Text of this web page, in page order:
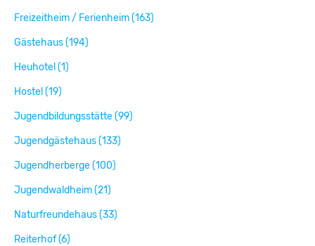
Freizeitheim / Ferienheim (163)
Gästehaus (194)
Heuhotel (1)
Hostel (19)
Jugendbildungsstätte (99)
Jugendgästehaus (133)
Jugendherberge (100)
Jugendwaldheim (21)
Naturfreundehaus (33)
Reiterhof (6)